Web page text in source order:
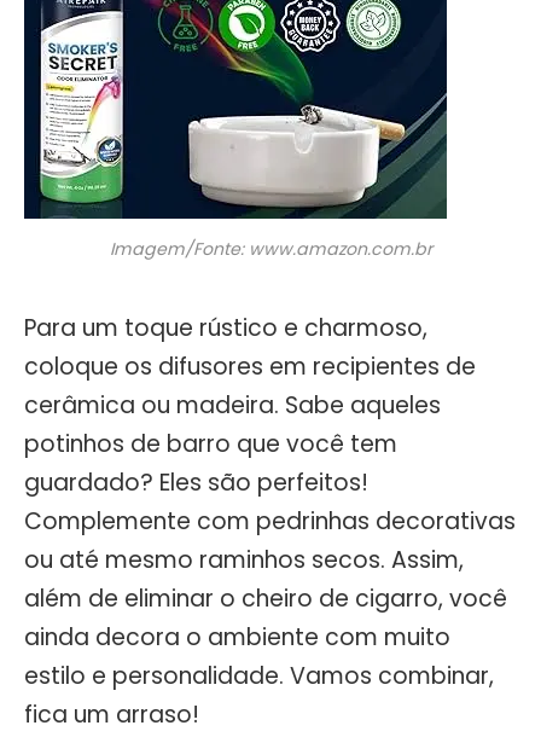
Imagem/Fonte: www.amazon.com.br
Para um toque rústico e charmoso,
coloque os difusores em recipientes de
cerâmica ou madeira. Sabe aqueles
potinhos de barro que você tem
guardado? Eles são perfeitos!
Complemente com pedrinhas decorativas
ou até mesmo raminhos secos. Assim,
além de eliminar o cheiro de cigarro, você
ainda decora o ambiente com muito
estilo e personalidade. Vamos combinar,
fica um arraso!